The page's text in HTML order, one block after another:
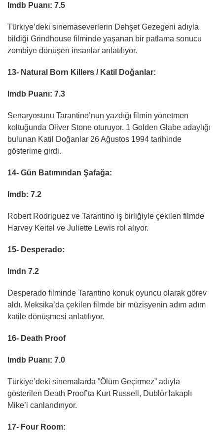
Imdb Puanı: 7.5
Türkiye’deki sinemaseverlerin Dehşet Gezegeni adıyla
bildiği Grindhouse filminde yaşanan bir patlama sonucu
zombiye dönüşen insanlar anlatılıyor.
13- Natural Born Killers / Katil Doğanlar:
Imdb Puanı: 7.3
Senaryosunu Tarantino’nun yazdığı filmin yönetmen
koltuğunda Oliver Stone oturuyor. 1 Golden Glabe adaylığı
bulunan Katil Doğanlar 26 Ağustos 1994 tarihinde
gösterime girdi.
14- Gün Batımından Şafağa:
Imdb: 7.2
Robert Rodriguez ve Tarantino iş birliğiyle çekilen filmde
Harvey Keitel ve Juliette Lewis rol alıyor.
15- Desperado:
Imdn 7.2
Desperado filminde Tarantino konuk oyuncu olarak görev
aldı. Meksika’da çekilen filmde bir müzisyenin adım adım
katile dönüşmesi anlatılıyor.
16- Death Proof
Imdb Puanı: 7.0
Türkiye’deki sinemalarda ”Ölüm Geçirmez” adıyla
gösterilen Death Proof’ta Kurt Russell, Dublör lakaplı
Mike’i canlandırıyor.
17- Four Room: